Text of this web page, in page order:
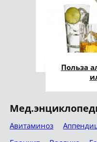
Польза
Авитаминоз